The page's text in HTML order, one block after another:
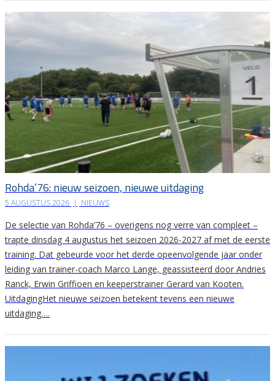
Rohda’76: nieuw seizoen, nieuwe uitdaging
5 AUGUSTUS 2026 | NIEUWS
De selectie van Rohda’76 – overigens nog verre van compleet –
trapte dinsdag 4 augustus het seizoen 2026-2027 af met de eerste
training. Dat gebeurde voor het derde opeenvolgende jaar onder
leiding van trainer-coach Marco Lange, geassisteerd door Andries
Ranck, Erwin Griffioen en keeperstrainer Gerard van Kooten.
UitdagingHet nieuwe seizoen betekent tevens een nieuwe
uitdaging….